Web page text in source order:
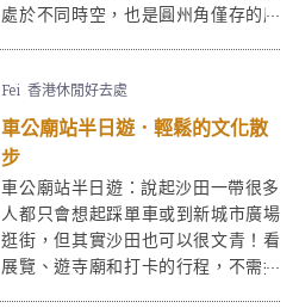
處於不同時空，也是圓州角僅存的歷
Fei 香港休閒好去處
車公廟站半日遊．輕鬆的文化散
步
車公廟站半日遊：說起沙田一帶很多
人都只會想起踩單車或到新城市廣場
逛街，但其實沙田也可以很文青！看
展覽、遊寺廟和打卡的行程，不需搭